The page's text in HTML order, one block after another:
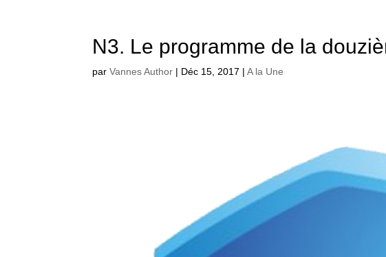
N3. Le programme de la
parVannes Author | Déc 15, 2017 |A la Une